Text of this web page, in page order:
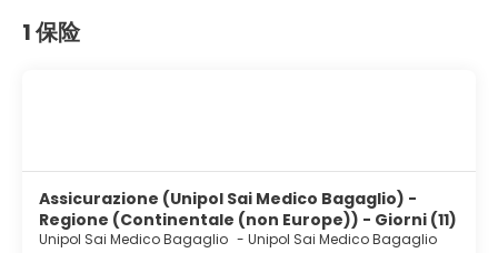
1 保险
Assicurazione (Unipol Sai Medico Bagaglio) -
Regione (Continentale (non Europe)) - Giorni (11)
Unipol Sai Medico Bagaglio - Unipol Sai Medico Bagaglio